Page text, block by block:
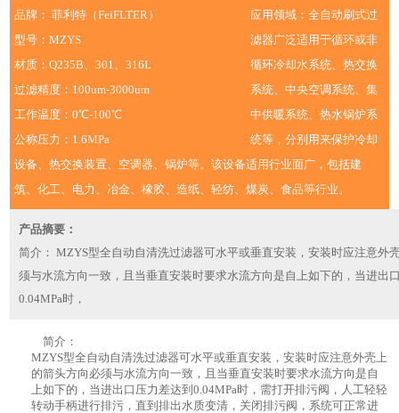
品牌： 菲利特（FeiFLTER）
型号：MZYS
材质：Q235B、301、316L
过滤精度：100um-3000um
工作温度：0℃-100℃
公称压力：1.6MPa
应用领域：全自动刷式过
滤器广泛适用于循环或非
循环冷却水系统、热交换
系统、中央空调系统、集
中供暖系统、热水锅炉系
统等，分别用来保护冷却
设备、热交换装置、空调器、锅炉等。该设备适用行业面广，包括建
筑、化工、电力、冶金、橡胶、造纸、轻纺、煤炭、食品等行业。
产品摘要：
简介： MZYS型全自动自清洗过滤器可水平或垂直安装，安装时应注意外
须与水流方向一致，且当垂直安装时要求水流方向是自上如下的，当进出
0.04MPa时，
简介：
MZYS型全自动自清洗过滤器可水平或垂直安装，安装时应注意外壳上
的箭头方向必须与水流方向一致，且当垂直安装时要求水流方向是自
上如下的，当进出口压力差达到0.04MPa时，需打开排污阀，人工轻轻
转动手柄进行排污，直到排出水质变清，关闭排污阀，系统可正常进